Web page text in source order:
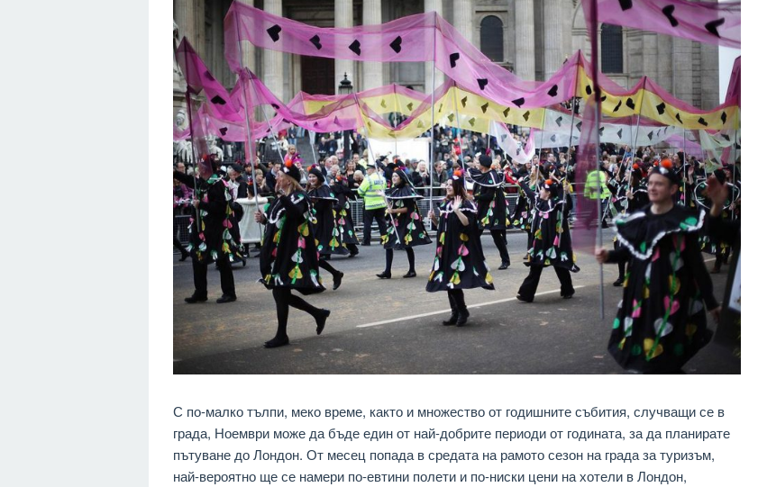
С по-малко тълпи, меко време, както и множество от годишните събития, случващи се в
града, Ноември може да бъде един от най-добрите периоди от годината, за да планирате
пътуване до Лондон. От месец попада в средата на рамото сезон на града за туризъм,
най-вероятно ще се намери по-евтини полети и по-ниски цени на хотели в Лондон,